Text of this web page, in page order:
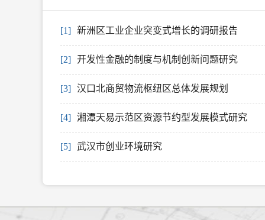
[1] 新洲区工业企业突变式增长的调研报告
[2] 开发性金融的制度与机制创新问题研究
[3] 汉口北商贸物流枢纽区总体发展规划
[4] 湘潭天易示范区资源节约型发展模式研究
[5] 武汉市创业环境研究